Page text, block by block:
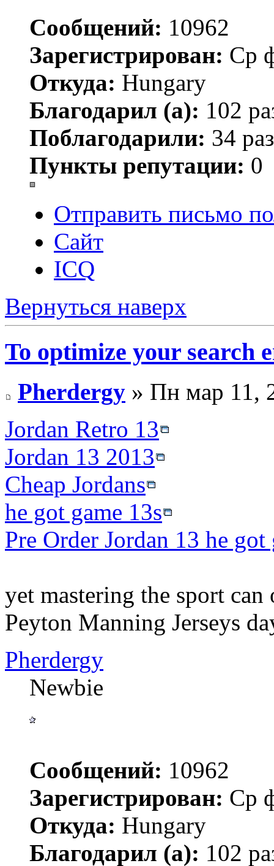
Сообщений: 10962
Зарегистрирован: Ср
Откуда: Hungary
Благодарил (а): 102
Поблагодарили: 34
Пункты репутации: 0
Отправить письмо
Сайт
ICQ
Вернуться наверх
To optimize your search
Pherdergy » Пн мар 11,
Jordan Retro 13
Jordan 13 2013
Cheap Jordans
he got game 13s
Pre Order Jordan 13 he got
yet mastering the sport
Peyton Manning Jerseys
Pherdergy
Newbie
Сообщений: 10962
Зарегистрирован: Ср
Откуда: Hungary
Благодарил (а): 102